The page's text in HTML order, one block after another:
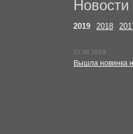
Новости
2019 2018
21.08.2019
Вышла новинка